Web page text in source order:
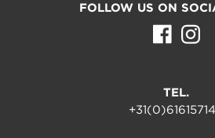
FOLLOW US ON
TEL.